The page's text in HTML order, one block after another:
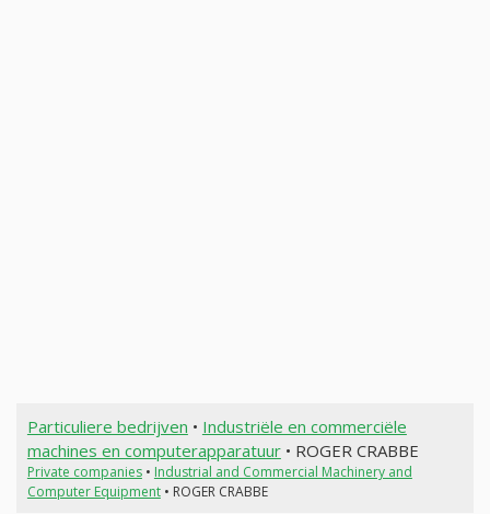
Particuliere bedrijven • Industriële en commerciële
machines en computerapparatuur• ROGER CRABBE
Private companies• Industrial and Commercial Machinery and
Computer Equipment• ROGER CRABBE